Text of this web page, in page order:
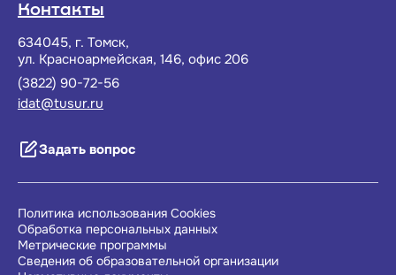
Контакты
634045, г. Томск,
ул. Красноармейская, 146, офис 206
(3822) 90-72-56
idat@tusur.ru
Задать вопрос
Политика использования Cookies
Обработка персональных данных
Метрические программы
Сведения об образовательной организации